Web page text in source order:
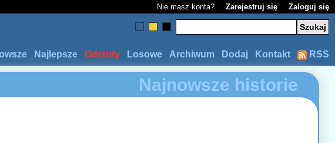
Nie masz konta? Zarejestruj się Zaloguj się
RSS
Kontakt
Dodaj
Archiwum
Losowe
Odrzuty
Najlepsze
Najnowsze historie